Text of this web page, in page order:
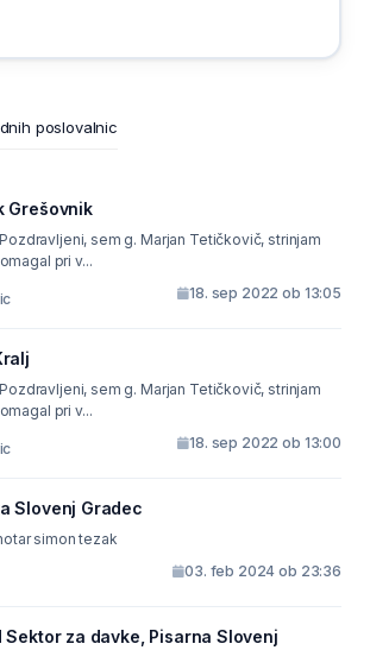
poslovalnic
Grešovnik
sem g. Marjan Tetičkovič, strinjam
pri v...
18. sep 2022 ob 13:05
sem g. Marjan Tetičkovič, strinjam
pri v...
18. sep 2022 ob 13:00
Slovenj Gradec
simon tezak
03. feb 2024 ob 23:36
Sektor za davke, Pisarna Slovenj